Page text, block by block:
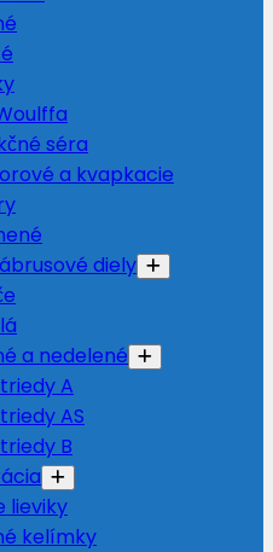
séra
a kvapkacie
diely
a nedelené
A
AS
B
lieviky
kelímky